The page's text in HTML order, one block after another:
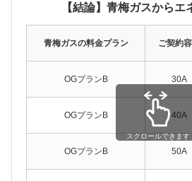
【結論】青梅ガスから
青梅ガスの料金プラン ご契約
OGプランB 30A
OGプランB 40A
OGプランB 50A
スクロールできます